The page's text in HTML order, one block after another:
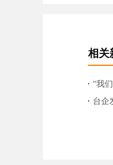
相关
“我
步履
台企